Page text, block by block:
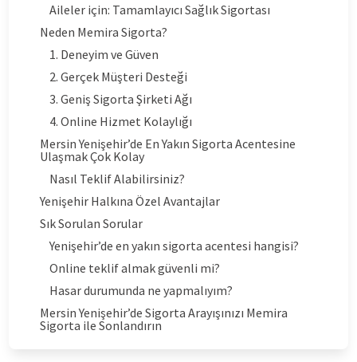
Aileler için: Tamamlayıcı Sağlık Sigortası
Neden Memira Sigorta?
1. Deneyim ve Güven
2. Gerçek Müşteri Desteği
3. Geniş Sigorta Şirketi Ağı
4. Online Hizmet Kolaylığı
Mersin Yenişehir’de En Yakın Sigorta Acentesine
Ulaşmak Çok Kolay
Nasıl Teklif Alabilirsiniz?
Yenişehir Halkına Özel Avantajlar
Sık Sorulan Sorular
Yenişehir’de en yakın sigorta acentesi hangisi?
Online teklif almak güvenli mi?
Hasar durumunda ne yapmalıyım?
Mersin Yenişehir’de Sigorta Arayışınızı Memira
Sigorta ile Sonlandırın